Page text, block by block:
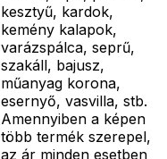
kesztyű, kardok,
kemény kalapok,
varázspálca, seprű,
szakáll, bajusz,
műanyag korona,
esernyő, vasvilla, stb.
Amennyiben a képen
több termék szerepel,
az ár minden esetben